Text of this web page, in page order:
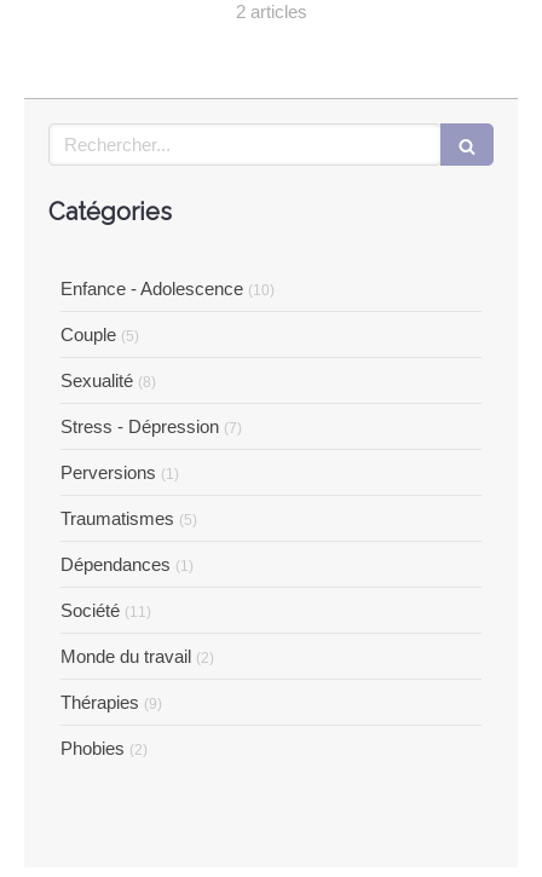
2 articles
Rechercher
Catégories
Enfance - Adolescence (10)
Couple (5)
Sexualité (8)
Stress - Dépression (7)
Perversions (1)
Traumatismes (5)
Dépendances (1)
Société (11)
Monde du travail (2)
Thérapies (9)
Phobies (2)